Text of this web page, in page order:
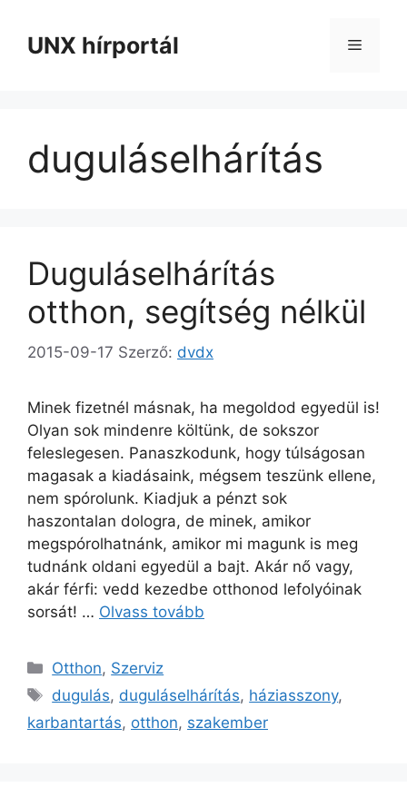
tartalomba
UNX hírportál Menü
duguláselhárítás
Duguláselhárítás
otthon, segítség nélkül
2015-09-17 Szerző: dvdx
Minek fizetnél másnak, ha megoldod egyedül is!
Olyan sok mindenre költünk, de sokszor
feleslegesen. Panaszkodunk, hogy túlságosan
magasak a kiadásaink, mégsem teszünk ellene,
nem spórolunk. Kiadjuk a pénzt sok
haszontalan dologra, de minek, amikor
megspórolhatnánk, amikor mi magunk is meg
tudnánk oldani egyedül a bajt. Akár nő vagy,
akár férfi: vedd kezedbe otthonod lefolyóinak
sorsát! … Olvass tovább
Kategória
Otthon, Szerviz
Címkék
dugulás, duguláselhárítás, háziasszony,
karbantartás, otthon, szakember